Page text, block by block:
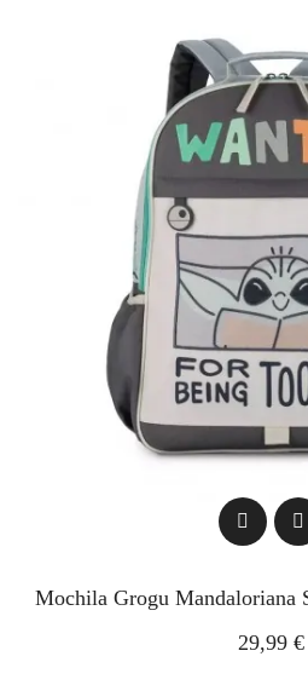
Mochila Grogu Mandaloriana
29,99 €